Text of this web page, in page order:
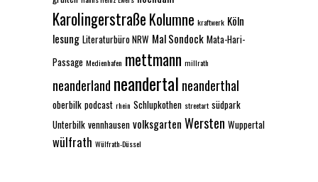
Karolingerstraße Kolumne kraftwerk Köln
lesung Literaturbüro NRW Mal Sondock Mata-Hari-
Passage Medienhafen mettmann millrath
neanderland neandertal neanderthal
oberbilk podcast rhein Schlupkothen streetart südpark
Unterbilk vennhausen volksgarten Wersten Wuppertal
wülfrath Wülfrath-Düssel